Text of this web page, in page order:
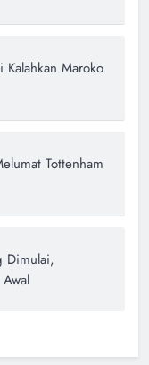
Kalahkan Maroko
Tottenham
Dimulai,